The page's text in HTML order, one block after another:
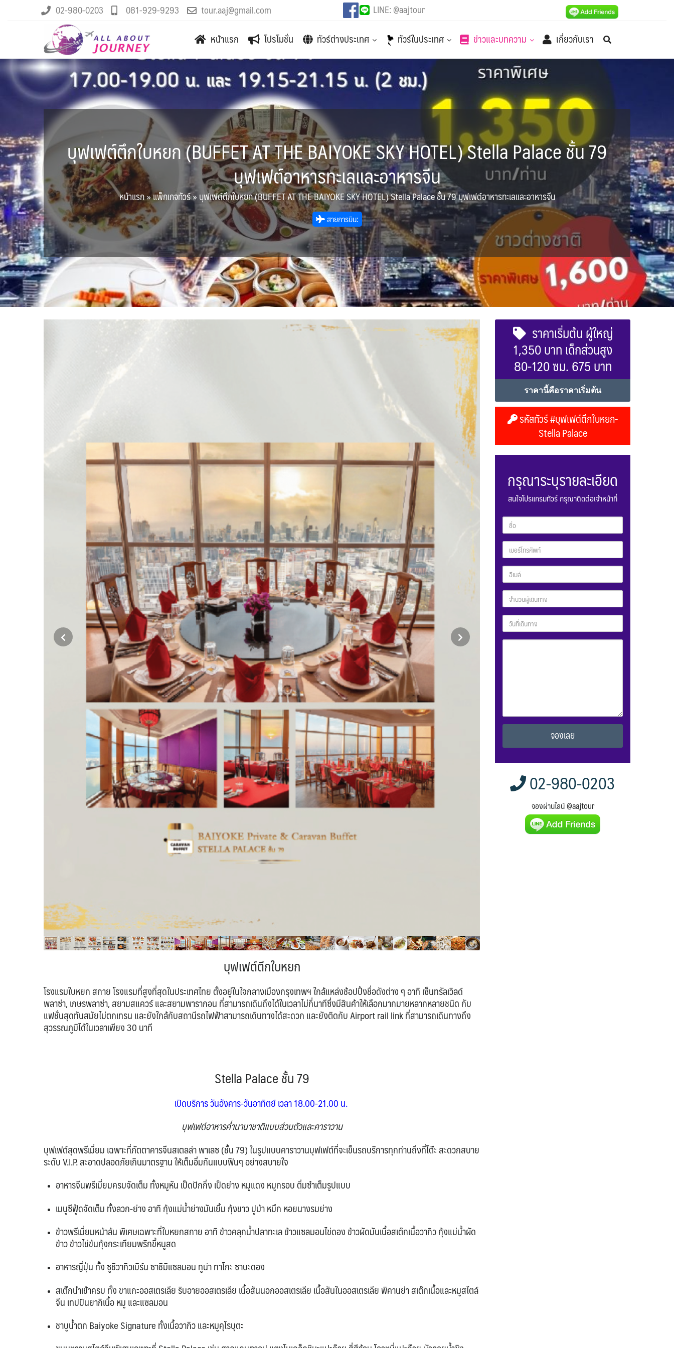
02-980-0203 081-929-9293 tour.aaj@gmail.com LINE: @aajtour
หน้าแรก โปรโมชั่น ทัวร์ต่างประเทศ ทัวร์ในประเทศ ข่าวและบทความ เกี่ยวกับเรา
บุฟเฟต์ตึกใบหยก (BUFFET AT THE BAIYOKE SKY HOTEL) Stella Palace ชั้น 79
บุฟเฟต์อาหารทะเลและอาหารจีน
หน้าแรก»แพ็กเกจทัวร์»บุฟเฟต์ตึกใบหยก (BUFFET AT THE BAIYOKE SKY HOTEL) Stella Palace ชั้น 79 บุฟเฟต์อาหารทะเลและอาหารจีน
สายการบิน:
บุฟเฟต์ตึกใบหยก
โรงแรมใบหยก สกาย โรงแรมที่สูงที่สุดในประเทศไทย ตั้งอยู่ในใจกลางเมืองกรุงเทพฯ ใกล้แหล่งช้อปปิ้งชื่อดังต่าง ๆ อาทิ เซ็นทรัลเวิลด์
พลาซ่า, เกษรพลาซ่า, สยามสแควร์ และสยามพารากอน ที่สามารถเดินถึงได้ในเวลาไม่กี่นาทีซึ่งมีสินค้าให้เลือกมากมายหลากหลายชนิด กับ
แฟชั่นสุดทันสมัยไม่ตกเทรน และยังใกล้กับสถานีรถไฟฟ้าสามารถเดินทางได้สะดวก และยังติดกับ Airport rail link ที่สามารถเดินทางถึง
สุวรรณภูมิได้ในเวลาเพียง 30 นาที
Stella Palace ชั้น 79
เปิดบริการ วันอังคาร-วันอาทิตย์ เวลา18.00-21.00 น.
บุฟเฟต์อาหารค่ำนานาชาติแบบส่วนตัวและคาราวาน
บุฟเฟต์สุดพรีเมี่ยม เฉพาะที่ภัตตาคารจีนสเตลล่า พาเลซ (ชั้น 79) ในรูปแบบคาราวานบุฟเฟต์ที่จะเข็นรถบริการทุกท่านถึงที่โต๊ะ สะดวกสบาย
ระดับ V.I.P. สะอาดปลอดภัยเกินมาตรฐาน ให้เต็มอิ่มกันแบบฟินๆ อย่างสบายใจ
อาหารจีนพรีเมี่ยมครบจัดเต็ม ทั้งหมูหัน เป็ดปักกิ่ง เป็ดย่าง หมูแดง หมูกรอบ ติ่มซำเต็มรูปแบบ
เมนูซีฟู้ดจัดเต็ม ทั้งลวก-ย่าง อาทิ กุ้งแม่น้ำย่างมันเยิ้ม กุ้งขาว ปูม้า หมึก หอยนางรมย่าง
ข้าวพรีเมี่ยมหน้าล้น พิเศษเฉพาะที่ใบหยกสกาย อาทิ ข้าวคลุกน้ำปลาทะเล ข้าวแซลมอนไข่ดอง ข้าวผัดมันเนื้อสเต๊กเนื้อวากิว กุ้งแม่น้ำผัด
ข้าว ข้าวไข่ข้นกุ้งกระเทียมพริกขี้หนูสด
อาหารญี่ปุ่น ทั้ง ซูชิวากิวเบิร์น ซาชิมิแซลมอน ทูน่า ทาโกะ ซาบะดอง
สเต๊กนำเข้าครบ ทั้ง ขาแกะออสเตรเลีย ริบอายออสเตรเลีย เนื้อสันนอกออสเตรเลีย เนื้อสันในออสเตรเลีย พิคานย่า สเต๊กเนื้อและหมูสไตล์
จีน เทปปันยากิเนื้อ หมู และแซลมอน
ชาบูน้ำตก Baiyoke Signature ทั้งเนื้อวากิว และหมูคุโรบุตะ
ราคาเริ่มต้น ผู้ใหญ่
1,350 บาท เด็กส่วนสูง
80-120 ซม. 675 บาท
ราคานี้คือราคาเริ่มต้น
รหัสทัวร์ #บุฟเฟต์ตึกใบหยก-
Stella Palace
กรุณาระบุรายละเอียด
สนใจโปรแกรมทัวร์ กรุณาติดต่อเจ้าหน้าที่
Alternative:
02-980-0203
จองผ่านไลน์ @aajtour